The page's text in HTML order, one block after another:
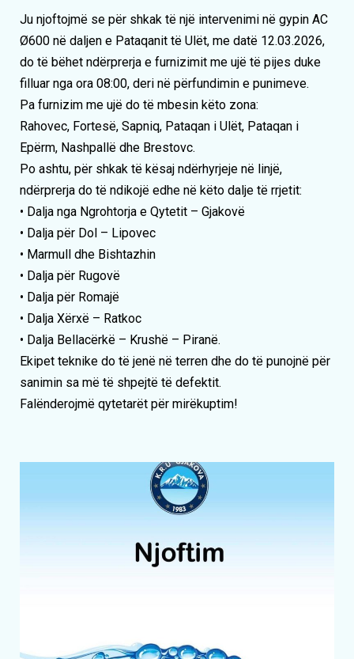
Ju njoftojmë se për shkak të një intervenimi në gypin AC
Ø600 në daljen e Pataqanit të Ulët, me datë 12.03.2026,
do të bëhet ndërprerja e furnizimit me ujë të pijes duke
filluar nga ora 08:00, deri në përfundimin e punimeve.
Pa furnizim me ujë do të mbesin këto zona:
Rahovec, Fortesë, Sapniq, Pataqan i Ulët, Pataqan i
Epërm, Nashpallë dhe Brestovc.
Po ashtu, për shkak të kësaj ndërhyrjeje në linjë,
ndërprerja do të ndikojë edhe në këto dalje të rrjetit:
• Dalja nga Ngrohtorja e Qytetit – Gjakovë
• Dalja për Dol – Lipovec
• Marmull dhe Bishtazhin
• Dalja për Rugovë
• Dalja për Romajë
• Dalja Xërxë – Ratkoc
• Dalja Bellacërkë – Krushë – Piranë.
Ekipet teknike do të jenë në terren dhe do të punojnë për
sanimin sa më të shpejtë të defektit.
Falënderojmë qytetarët për mirëkuptim!